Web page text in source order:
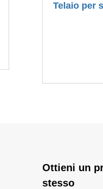
Telaio per
Ottieni un
stesso